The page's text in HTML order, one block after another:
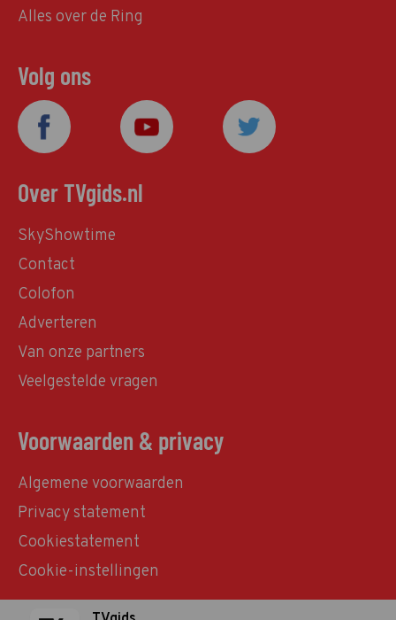
Alles over de Ring
Volg ons
Over TVgids.nl
SkyShowtime
Contact
Colofon
Adverteren
Van onze partners
Veelgestelde vragen
Voorwaarden & privacy
Algemene voorwaarden
Privacy statement
Cookiestatement
Cookie-instellingen